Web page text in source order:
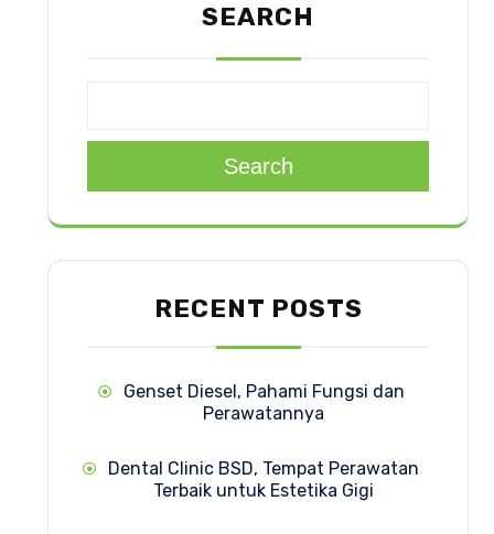
SEARCH
Search
RECENT POSTS
Genset Diesel, Pahami Fungsi dan
Perawatannya
Dental Clinic BSD, Tempat Perawatan
Terbaik untuk Estetika Gigi